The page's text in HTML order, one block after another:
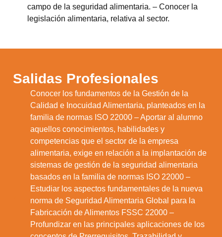
campo de la seguridad alimentaria. – Conocer la
legislación alimentaria, relativa al sector.
Salidas Profesionales
Conocer los fundamentos de la Gestión de la
Calidad e Inocuidad Alimentaria, planteados en la
familia de normas ISO 22000 – Aportar al alumno
aquellos conocimientos, habilidades y
competencias que el sector de la empresa
alimentaria, exige en relación a la implantación de
sistemas de gestión de la seguridad alimentaria
basados en la familia de normas ISO 22000 –
Estudiar los aspectos fundamentales de la nueva
norma de Seguridad Alimentaria Global para la
Fabricación de Alimentos FSSC 22000 –
Profundizar en las principales aplicaciones de los